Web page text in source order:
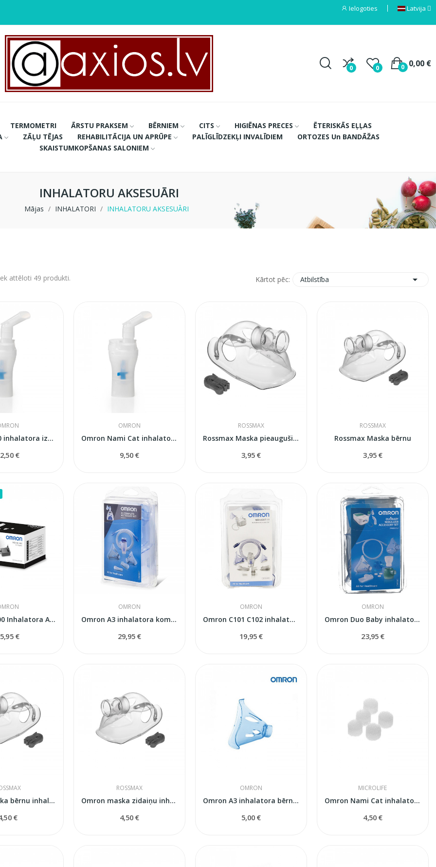
Ielogoties Latvija
0 0 0,00 €
0
TERMOMETRI ĀRSTU PRAKSEM BĒRNIEM CITS HIGIĒNAS PRECES
ĒTERISKĀS EĻĻAS
ZĀĻU TĒJAS REHABILITĀCIJA UN APRŪPE PALĪGLĪDZEKĻI INVALĪDIEM
ORTOZES Un BANDĀŽAS
SKAISTUMKOPŠANAS SALONIEM
INHALATORU AKSESUĀRI
Mājas INHALATORI INHALATORU AKSESUĀRI
attēloti 49 produkti. Kārtot pēc: Atbilstība 
Omron C900 inhalatora izsmidzinātājs
€
OMRON
Omron Nami Cat inhalatora izsmidzinātājs
9,50 €
ROSSMAX
Rossmax Maska pieaugušiem
3,95 €
ROSSMAX
Rossmax Maska bērnu
3,95 €
Omron U-100 Inhalatora Adapters AC (NEB-FC-10E)
€
OMRON
Omron A3 inhalatora komplekts
29,95 €
OMRON
Omron C101 C102 inhalatora komplekts
19,95 €
OMRON
Omron Duo Baby inhalatora komplekts
23,95 €
Omron maska bērnu inhalatoram
€
ROSSMAX
Omron maska zidaiņu inhalatoram
4,50 €
OMRON
Omron A3 inhalatora bērnu maska
5,00 €
MICROLIFE
Omron Nami Cat inhalatora filtri
4,50 €